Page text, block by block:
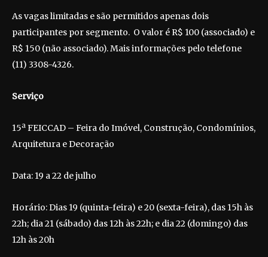
As vagas limitadas e são permitidos apenas dois
participantes por segmento. O valor é R$ 100 (associado) e
R$ 150 (não associado). Mais informações pelo telefone
(11) 3308-4326.
Serviço
15ª FEICCAD – Feira do Imóvel, Construção, Condomínios,
Arquitetura e Decoração
Data: 19 a 22 de julho
Horário: Dias 19 (quinta-feira) e 20 (sexta-feira), das 15h às
22h; dia 21 (sábado) das 12h às 22h; e dia 22 (domingo) das
12h às 20h